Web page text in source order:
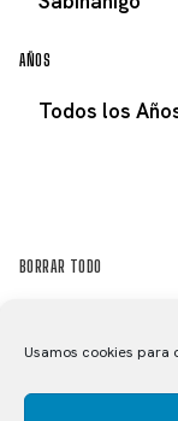
Usamos cookies para
AÑOS
BORRAR TODO
EN SABIÑÁNIGO
CONTRARRELOJ POR